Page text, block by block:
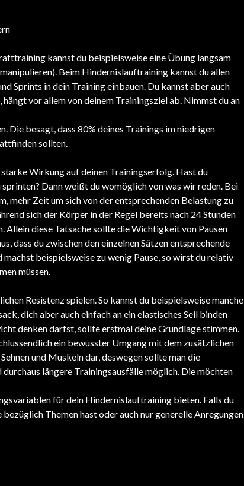
kannst du beispielsweise eine Übung langsam
Beim Hindernislauftraining kannst du allen
Sprints in dein Training einbauen. Du kannst aber auch
vor allem von deinem Trainingsziel ab. Nimmst du an
Die besagt, dass 80% deines Trainings im niedrigen
sollten.
Wirkung auf deinen Trainingserfolg. Hast du
Dann weißt du womöglich von was wir reden. Bei
mehr Zeit um sich von der entsprechenden Belastung zu
sich der Körper in der Regel bereits nach 24 Stunden
Allein diese Tatsache sollte die Wichtigkeit von Pausen
dass du zwischen den einzelnen Sätzen entsprechende
beispielsweise zu wenig Pause, so wirst du relativ
müssen.
Resistenz spielen. So kannst du beispielsweise manche
dich aber auch einfach an ein elastisches Seil binden
denken darfst, sollte erstmal deine Grundlage stimmen.
ein bewusster Umgang mit dem zusätzlichen
und Muskeln dar, deswegen sollte man die
längere Trainingsausfälle möglich. Die möchten
für dein Hindernislauftraining bieten. Falls du
Themen hast oder auch nur generelle Anregungen